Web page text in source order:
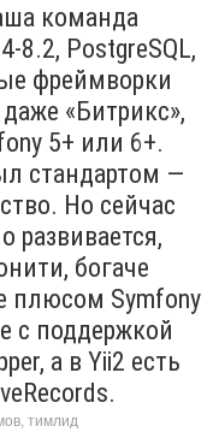
команда
PostgreSQL,
фреймворки
«Битрикс»,
5+ или 6+.
стандартом —
Но сейчас
развивается,
богаче
плюсом Symfony
с поддержкой
а в Yii2 есть
тимлид